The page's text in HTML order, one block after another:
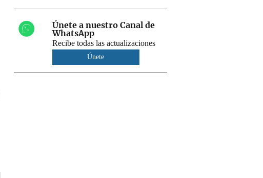
Únete a nuestro Canal de
WhatsApp
Recibe todas las actualizaciones
Únete